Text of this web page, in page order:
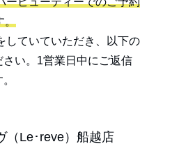
。
していていただき、以下の
さい。1営業日中にご返信
（Le･reve）船越店